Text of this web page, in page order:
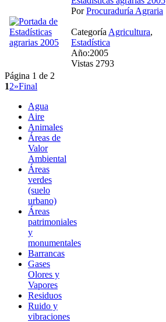
PorProcuraduría Agraria
Categoría Agricultura,
Estadística
Año:2005
Vistas 2793
Página 1 de 2
12»Final
Agua
Aire
Animales
Áreas de
Valor
Ambiental
Áreas
verdes
(suelo
urbano)
Áreas
patrimoniales
y
monumentales
Barrancas
Gases
Olores y
Vapores
Residuos
Ruido y
vibraciones